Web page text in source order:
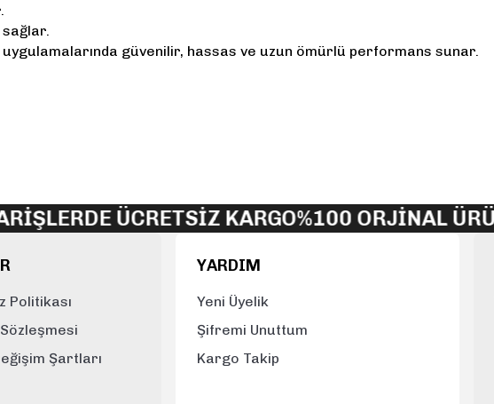
sağlar.
güvenilir, hassas ve uzun ömürlü performans sunar.
ÜCRETSİZ KARGO%100 ORJİNAL ÜRÜN
Politikası
Şartları
YARDIM
Yeni Üyelik
Şifremi Unuttum
Kargo Takip